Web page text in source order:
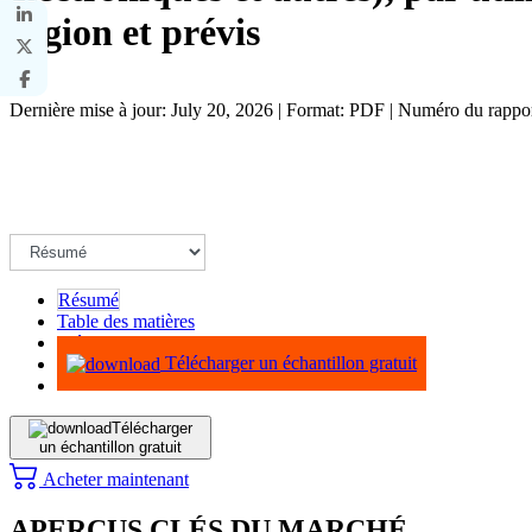
région et prévis
Dernière mise à jour: July 20, 2026 | Format: PDF | Numéro du
Résumé
Table des matières
Méthodologie
Télécharger un échantillon gratuit
Télécharger
un échantillon gratuit
Acheter maintenant